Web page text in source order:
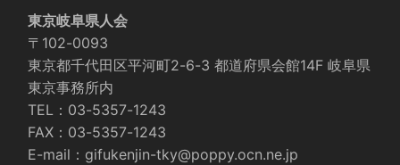
東京岐阜県人会
〒102-0093
東京都千代田区平河町2-6-3 都道府県会館14F 岐阜県
東京事務所内
TEL：03-5357-1243
FAX：03-5357-1243
E-mail：gifukenjin-tky@poppy.ocn.ne.jp